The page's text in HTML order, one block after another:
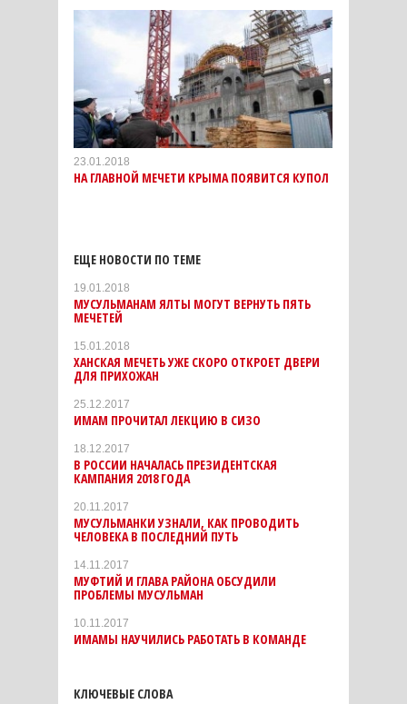
23.01.2018
НА ГЛАВНОЙ МЕЧЕТИ КРЫМА ПОЯВИТСЯ КУПОЛ
ЕЩЕ НОВОСТИ ПО ТЕМЕ
19.01.2018
МУСУЛЬМАНАМ ЯЛТЫ МОГУТ ВЕРНУТЬ ПЯТЬ
МЕЧЕТЕЙ
15.01.2018
ХАНСКАЯ МЕЧЕТЬ УЖЕ СКОРО ОТКРОЕТ ДВЕРИ
ДЛЯ ПРИХОЖАН
25.12.2017
ИМАМ ПРОЧИТАЛ ЛЕКЦИЮ В СИЗО
18.12.2017
В РОССИИ НАЧАЛАСЬ ПРЕЗИДЕНТСКАЯ
КАМПАНИЯ 2018 ГОДА
20.11.2017
МУСУЛЬМАНКИ УЗНАЛИ, КАК ПРОВОДИТЬ
ЧЕЛОВЕКА В ПОСЛЕДНИЙ ПУТЬ
14.11.2017
МУФТИЙ И ГЛАВА РАЙОНА ОБСУДИЛИ
ПРОБЛЕМЫ МУСУЛЬМАН
10.11.2017
ИМАМЫ НАУЧИЛИСЬ РАБОТАТЬ В КОМАНДЕ
КЛЮЧЕВЫЕ СЛОВА